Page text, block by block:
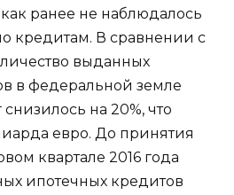
ранее не наблюдалось
кредитам. В сравнении с
выданных
в федеральной земле
на 20%, что
евро. До принятия
квартале 2016 года
ипотечных кредитов